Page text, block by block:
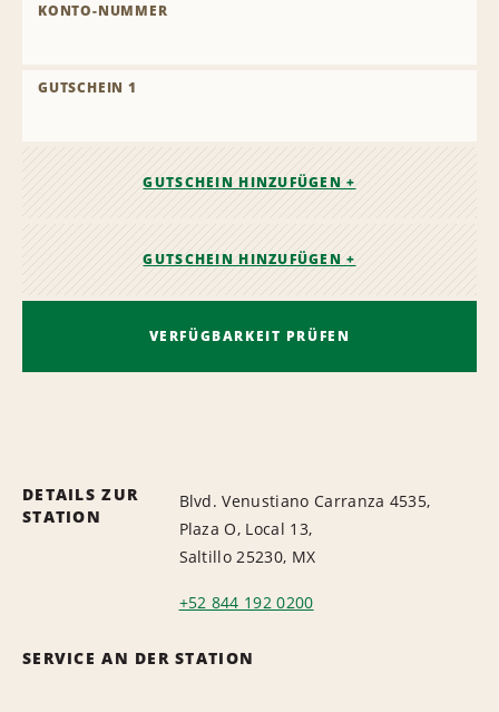
KONTO-NUMMER
GUTSCHEIN 1
GUTSCHEIN HINZUFÜGEN +
GUTSCHEIN HINZUFÜGEN +
VERFÜGBARKEIT PRÜFEN
DETAILS ZUR
STATION
Blvd. Venustiano Carranza 4535,
Plaza O, Local 13,
Saltillo 25230, MX
+52 844 192 0200
SERVICE AN DER STATION